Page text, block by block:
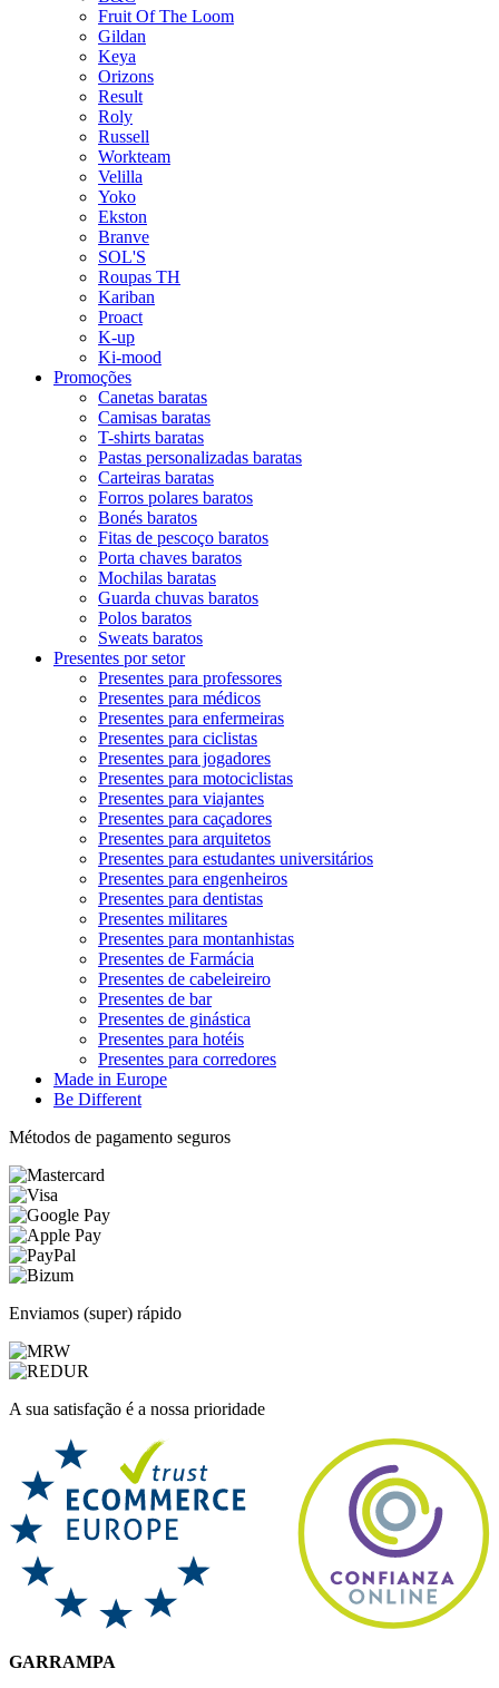
Fruit Of The Loom
Gildan
Keya
Orizons
Result
Roly
Russell
Workteam
Velilla
Yoko
Ekston
Branve
SOL'S
Roupas TH
Kariban
Proact
K-up
Ki-mood
Promoções
Canetas baratas
Camisas baratas
T-shirts baratas
Pastas personalizadas baratas
Carteiras baratas
Forros polares baratos
Bonés baratos
Fitas de pescoço baratos
Porta chaves baratos
Mochilas baratas
Guarda chuvas baratos
Polos baratos
Sweats baratos
Presentes por setor
Presentes para professores
Presentes para médicos
Presentes para enfermeiras
Presentes para ciclistas
Presentes para jogadores
Presentes para motociclistas
Presentes para viajantes
Presentes para caçadores
Presentes para arquitetos
Presentes para estudantes universitários
Presentes para engenheiros
Presentes para dentistas
Presentes militares
Presentes para montanhistas
Presentes de Farmácia
Presentes de cabeleireiro
Presentes de bar
Presentes de ginástica
Presentes para hotéis
Presentes para corredores
Made in Europe
Be Different
Métodos de pagamento seguros
Enviamos (super) rápido
A sua satisfação é a nossa prioridade
GARRAMPA